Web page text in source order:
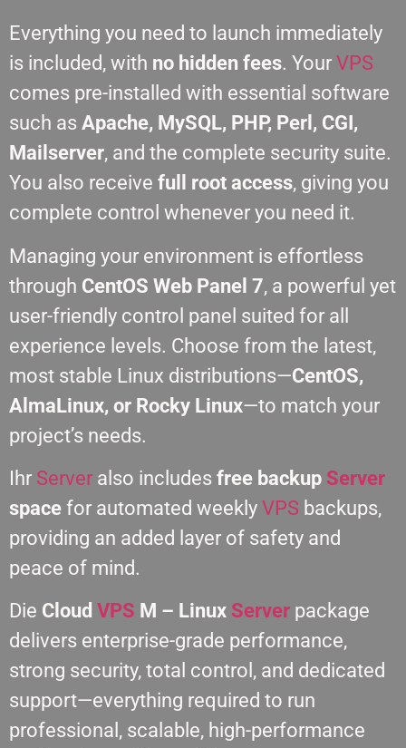
Everything you need to launch immediately
is included, with no hidden fees. Your VPS
comes pre-installed with essential software
such as Apache, MySQL, PHP, Perl, CGI,
Mailserver, and the complete security suite.
You also receive full root access, giving you
complete control whenever you need it.
Managing your environment is effortless
through CentOS Web Panel 7, a powerful yet
user-friendly control panel suited for all
experience levels. Choose from the latest,
most stable Linux distributions—CentOS,
AlmaLinux, or Rocky Linux—to match your
project’s needs.
Ihr Server also includes free backup Server
space for automated weekly VPS backups,
providing an added layer of safety and
peace of mind.
Die Cloud VPS M – Linux Server package
delivers enterprise-grade performance,
strong security, total control, and dedicated
support—everything required to run
professional, scalable, high-performance